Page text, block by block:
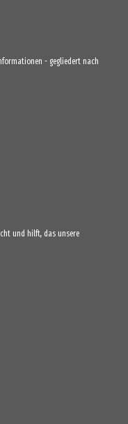
- gegliedert nach
und hilft, das unsere